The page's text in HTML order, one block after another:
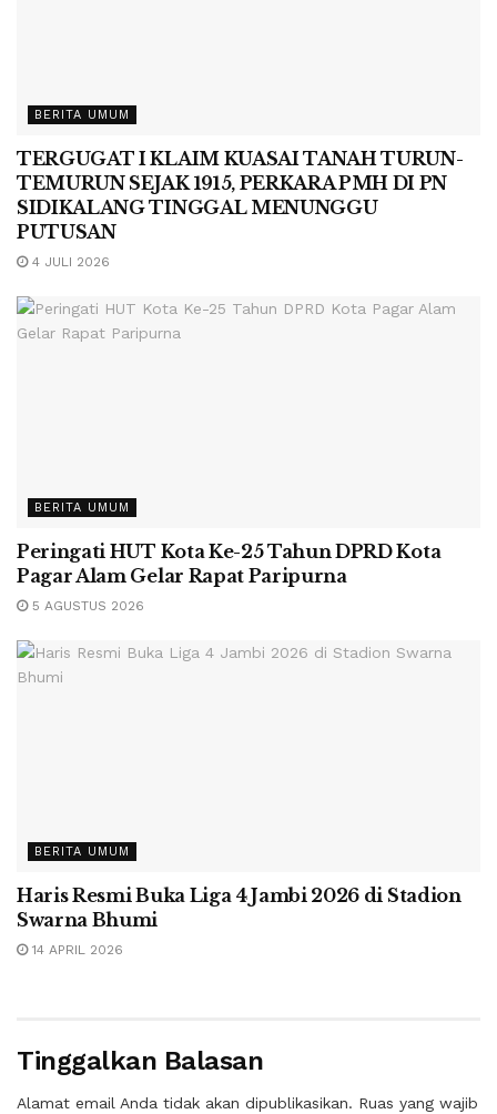
BERITA UMUM
TERGUGAT I KLAIM KUASAI TANAH TURUN-
TEMURUN SEJAK 1915, PERKARA PMH DI PN
SIDIKALANG TINGGAL MENUNGGU
PUTUSAN
4 JULI 2026
BERITA UMUM
Peringati HUT Kota Ke-25 Tahun DPRD Kota
Pagar Alam Gelar Rapat Paripurna
5 AGUSTUS 2026
BERITA UMUM
Haris Resmi Buka Liga 4 Jambi 2026 di Stadion
Swarna Bhumi
14 APRIL 2026
Tinggalkan Balasan
Alamat email Anda tidak akan dipublikasikan. Ruas yang wajib